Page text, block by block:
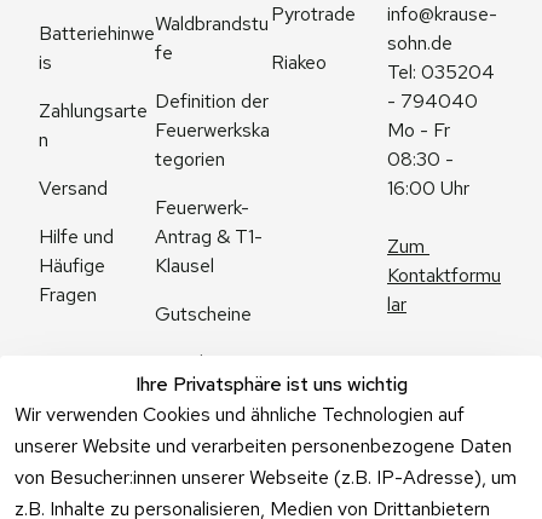
Ihre Privatsphäre ist uns wichtig
Wir verwenden Cookies und ähnliche Technologien auf
unserer Website und verarbeiten personenbezogene Daten
von Besucher:innen unserer Webseite (z.B. IP-Adresse), um
z.B. Inhalte zu personalisieren, Medien von Drittanbietern
Batteriehinwe
is
Zahlungsarte
n
Versand
Hilfe und
Häufige
Fragen
Waldbrandstu
fe
Definition der
Feuerwerkska
tegorien
Feuerwerk-
Antrag & T1-
Klausel
Gutscheine
Angebote
Feuerwerk
Online kaufen
Pyrotrade
Riakeo
info@krause-
sohn.de
Tel: 035204
- 794040
Mo - Fr
08:30 -
16:00 Uhr
Zum
Kontaktformu
lar